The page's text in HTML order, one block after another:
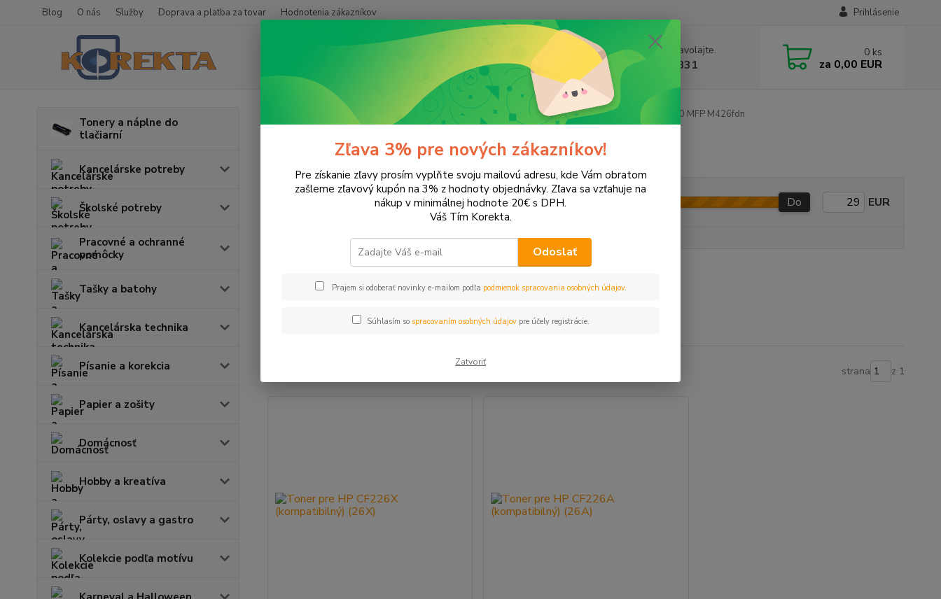
Blog O nás Služby Doprava a platba za tovar Hodnotenia zákazníkov Prihlásenie
Neviete si rady? Zavolajte.
+421 905 615 831
0 ks
za 0,00 EUR
Tonery a náplne do
tlačiarní
Kancelárske potreby
Školské potreby
Pracovné a ochranné
pomôcky
Tašky a batohy
Kancelárska technika
Písanie a korekcia
Papier a zošity
Domácnosť
Hobby a kreatíva
Párty, oslavy a gastro
Kolekcie podľa motívu
Tonery a náplne do tlačiarní Hewlett Packard HP LaserJet Pro LaserJet Pro 400 MFP M426fdn
LaserJet Pro 400 MFP M426fdn
Upresniť parametre
EUR Od Do EUR
strana z 1
Zľava 3% pre nových zákazníkov!
Pre získanie zľavy prosím vyplňte svoju mailovú adresu, kde Vám obratom
zašleme zľavový kupón na 3% z hodnoty objednávky. Zľava sa vzťahuje na
nákup v minimálnej hodnote 20€ s DPH.
Váš Tím Korekta.
Odoslať
Prajem si odoberať novinky e-mailom podľa podmienok spracovania osobných údajov.
Súhlasím so spracovaním osobných údajovpre účely registrácie.
Zatvoriť